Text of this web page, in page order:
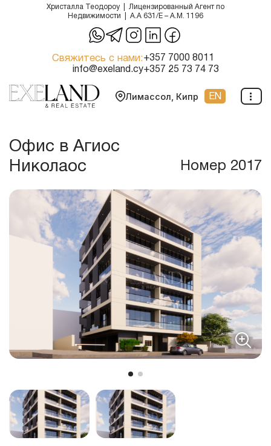
содержимому
Христалла Теодороу | Лицензированный Агент по
Недвижимости | A.A 631/E – A.M. 1196
Свяжитесь с нами:
info@exeland.cy
+357 7000 8011
+357 25 73 74 73
Лимассол, Кипр EN
Офис в Агиос
Николаос
Номер 2017